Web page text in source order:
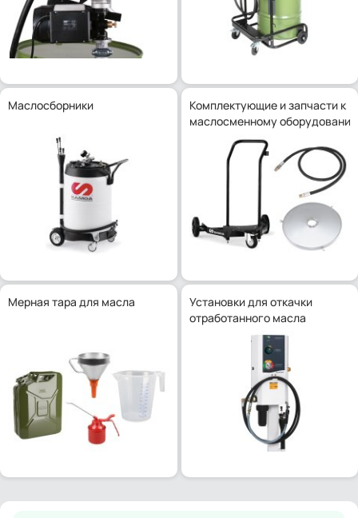
Маслосборники
Комплектующие и запчасти к
маслосменному
Мерная тара для масла
Установки для откачки
отработанного масла